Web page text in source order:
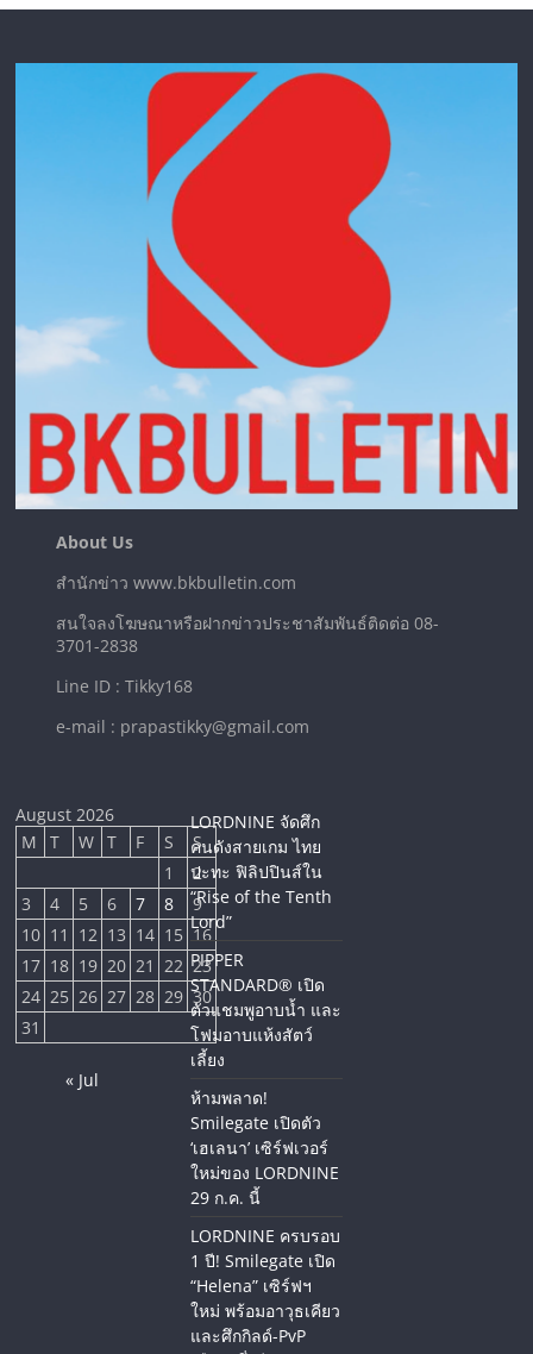
About Us
สำนักข่าว www.bkbulletin.com
สนใจลงโฆษณาหรือฝากข่าวประชาสัมพันธ์ติดต่อ 08-
3701-2838
Line ID : Tikky168
e-mail : prapastikky@gmail.com
August 2026
M
T W T F S
S
1
2
3
4 5 6 7 8
9
10 11 12 13 14 15 16
17 18 19 20 21 22 23
24 25 26 27 28 29 30
31
« Jul
LORDNINE จัดศึก
คนดังสายเกม ไทย
ปะทะ ฟิลิปปินส์ใน
“Rise of the Tenth
Lord”
PIPPER
STANDARD® เปิด
ตัวแชมพูอาบน้ำ และ
โฟมอาบแห้งสัตว์
เลี้ยง
ห้ามพลาด!
Smilegate เปิดตัว
‘เฮเลนา’ เซิร์ฟเวอร์
ใหม่ของ LORDNINE
29 ก.ค. นี้
LORDNINE ครบรอบ
1 ปี! Smilegate เปิด
“Helena” เซิร์ฟฯ
ใหม่ พร้อมอาวุธเคียว
และศึกกิลด์-PvP